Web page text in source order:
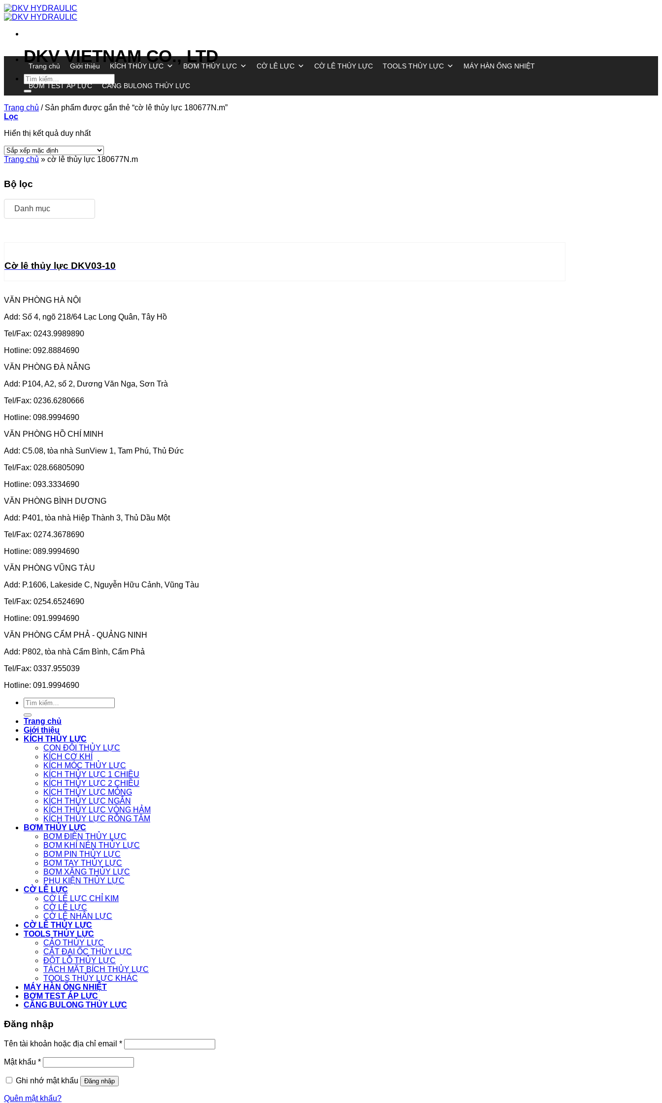
Chuyển
đến
dung
DKV VIETNAM CO., LTD
Tìm
kiếm:
Trang chủ Giới thiệu KÍCH THỦY LỰC BƠM THỦY LỰC CỜ LÊ LỰC CỜ LÊ THỦY LỰC TOOLS THỦY LỰC MÁY HÀN ỐNG NHIỆT
BƠM TEST ÁP LỰC CĂNG BULONG THỦY LỰC
Trang chủ /Sản phẩm được gắn thẻ “cờ lê thủy lực 180677N.m”
Lọc
Hiển thị kết quả duy nhất
Trang chủ » cờ lê thủy lực 180677N.m
Bộ lọc
Danh mục
Cờ lê thủy lực DKV03-10
VĂN PHÒNG HÀ NỘI
Add: Số 4, ngõ 218/64 Lạc Long Quân, Tây Hồ
Tel/Fax: 0243.9989890
Hotline: 092.8884690
VĂN PHÒNG ĐÀ NẴNG
Add: P104, A2, số 2, Dương Văn Nga, Sơn Trà
Tel/Fax: 0236.6280666
Hotline: 098.9994690
VĂN PHÒNG HỒ CHÍ MINH
Add: C5.08, tòa nhà SunView 1, Tam Phú, Thủ Đức
Tel/Fax: 028.66805090
Hotline: 093.3334690
VĂN PHÒNG BÌNH DƯƠNG
Add: P401, tòa nhà Hiệp Thành 3, Thủ Dầu Một
Tel/Fax: 0274.3678690
Hotline: 089.9994690
VĂN PHÒNG VŨNG TÀU
Add: P.1606, Lakeside C, Nguyễn Hữu Cảnh, Vũng Tàu
Tel/Fax: 0254.6524690
Hotline: 091.9994690
VĂN PHÒNG CẨM PHẢ - QUẢNG NINH
Add: P802, tòa nhà Cẩm Bình, Cẩm Phả
Tel/Fax: 0337.955039
Hotline: 091.9994690
Tìm
kiếm:
Trang chủ
Giới thiệu
KÍCH THỦY LỰC
CON ĐỘI THỦY LỰC
KÍCH CƠ KHÍ
KÍCH MÓC THỦY LỰC
KÍCH THỦY LỰC 1 CHIỀU
KÍCH THỦY LỰC 2 CHIỀU
KÍCH THỦY LỰC MỎNG
KÍCH THỦY LỰC NGẮN
KÍCH THỦY LỰC VÒNG HẢM
KÍCH THỦY LỰC RỖNG TÂM
BƠM THỦY LỰC
BƠM ĐIỆN THỦY LỰC
BƠM KHÍ NÉN THỦY LỰC
BƠM PIN THỦY LỰC
BƠM TAY THỦY LỰC
BƠM XĂNG THỦY LỰC
PHỤ KIỆN THỦY LỰC
CỜ LÊ LỰC
CỜ LÊ LỰC CHỈ KIM
CỜ LÊ LỰC
CỜ LÊ NHÂN LỰC
CỜ LÊ THỦY LỰC
TOOLS THỦY LỰC
CẢO THỦY LỰC
CẮT ĐAI ỐC THỦY LỰC
ĐỘT LỖ THỦY LỰC
TÁCH MẶT BÍCH THỦY LỰC
TOOLS THỦY LỰC KHÁC
MÁY HÀN ỐNG NHIỆT
BƠM TEST ÁP LỰC
CĂNG BULONG THỦY LỰC
Đăng nhập
Tên tài khoản hoặc địa chỉ email *
Mật khẩu *
Ghi nhớ mật khẩu Đăng nhập
Quên mật khẩu?